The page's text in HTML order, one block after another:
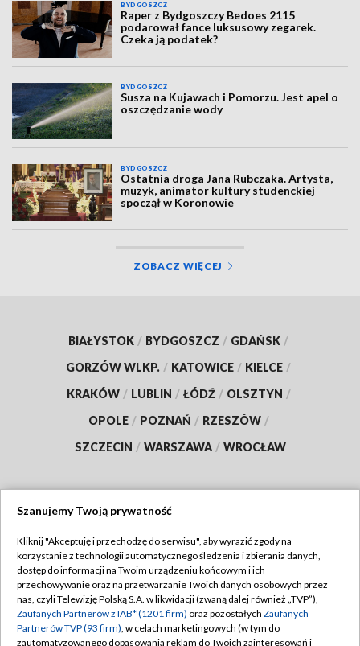
BYDGOSZCZ
Raper z Bydgoszczy Bedoes 2115
podarował fance luksusowy zegarek.
Czeka ją podatek?
BYDGOSZCZ
Susza na Kujawach i Pomorzu. Jest apel o
oszczędzanie wody
BYDGOSZCZ
Ostatnia droga Jana Rubczaka. Artysta,
muzyk, animator kultury studenckiej
spoczął w Koronowie
ZOBACZ WIĘCEJ
BIAŁYSTOK / BYDGOSZCZ / GDAŃSK /
GORZÓW WLKP. / KATOWICE / KIELCE /
KRAKÓW / LUBLIN / ŁÓDŹ / OLSZTYN /
OPOLE / POZNAŃ / RZESZÓW /
SZCZECIN / WARSZAWA / WROCŁAW
TVP
Abonament TVP
Emisja w TVP
Centrum informacji TVP
Regulamin TVP
Polityka prywatności
Moje zgody
Szanujemy Twoją prywatność
Kliknij "Akceptuję i przechodzę do serwisu", aby wyrazić zgody na
korzystanie z technologii automatycznego śledzenia i zbierania danych,
dostęp do informacji na Twoim urządzeniu końcowym i ich
przechowywanie oraz na przetwarzanie Twoich danych osobowych przez
nas, czyli Telewizję Polską S.A. w likwidacji (zwaną dalej również „TVP”),
Zaufanych Partnerów z IAB* (1201 firm) oraz pozostałych Zaufanych
Partnerów TVP (93 firm), w celach marketingowych (w tym do
zautomatyzowanego dopasowania reklam do Twoich zainteresowań i